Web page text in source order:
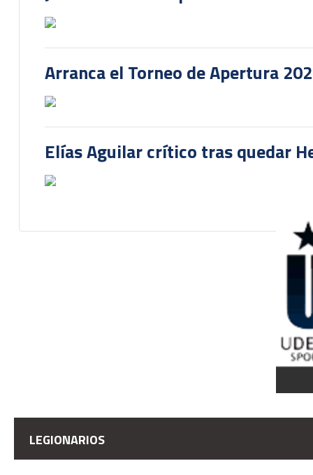
Arranca el Torneo de Apertura
Elías Aguilar crítico tras quedar
LEGIONARIOS